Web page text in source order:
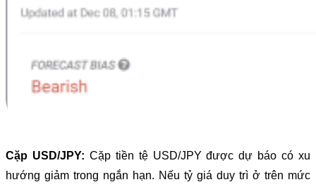
Cặp USD/JPY: Cặp tiền tệ USD/JPY được dự báo có xu
hướng giảm trong ngắn hạn. Nếu tỷ giá duy trì ở trên mức